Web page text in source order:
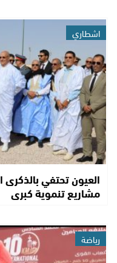
اشطاري
مشاريع تنموية كبرى
رياضة